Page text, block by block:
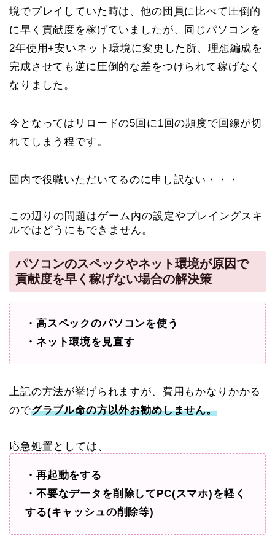
境でプレイしていた時は、他の団員に比べて圧倒的
に早く貢献度を稼げていましたが、同じパソコンを
2年使用+安いネット環境に変更した所、理想編成を
完成させても逆に圧倒的な差をつけられて稼げなく
なりました。
今となってはリロードの5回に1回の頻度で回線が切
れてしまう程です。
団内で役職いただいてるのに申し訳ない・・・
この辺りの問題はゲーム内の設定やプレイングスキ
ルではどうにもできません。
パソコンのスペックやネット環境が原因で
貢献度を早く稼げない場合の解決策
・高スペックのパソコンを使う
・ネット環境を見直す
上記の方法が挙げられますが、費用もかなりかかる
のでグラブル命の方以外お勧めしません。
応急処置としては、
・再起動をする
・不要なデータを削除してPC(スマホ)を軽く
する(キャッシュの削除等)